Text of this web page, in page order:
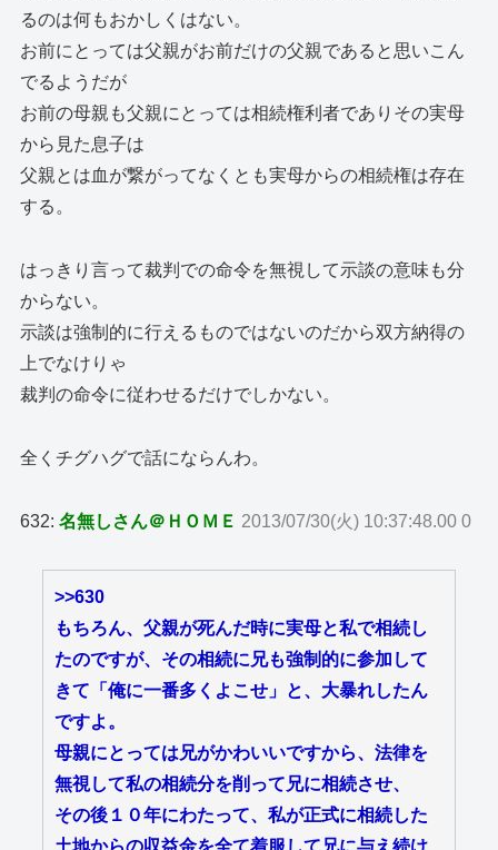
るのは何もおかしくはない。
お前にとっては父親がお前だけの父親であると思いこん
でるようだが
お前の母親も父親にとっては相続権利者でありその実母
から見た息子は
父親とは血が繋がってなくとも実母からの相続権は存在
する。
はっきり言って裁判での命令を無視して示談の意味も分
からない。
示談は強制的に行えるものではないのだから双方納得の
上でなけりゃ
裁判の命令に従わせるだけでしかない。
全くチグハグで話にならんわ。
632:名無しさん＠ＨＯＭＥ 2013/07/30(火) 10:37:48.00 0
>>630
もちろん、父親が死んだ時に実母と私で相続し
たのですが、その相続に兄も強制的に参加して
きて「俺に一番多くよこせ」と、大暴れしたん
ですよ。
母親にとっては兄がかわいいですから、法律を
無視して私の相続分を削って兄に相続させ、
その後１０年にわたって、私が正式に相続した
土地からの収益金を全て着服して兄に与え続け